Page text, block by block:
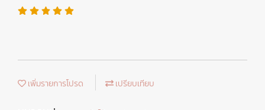
เพิ่มรายการโปรด เปรียบเทียบ